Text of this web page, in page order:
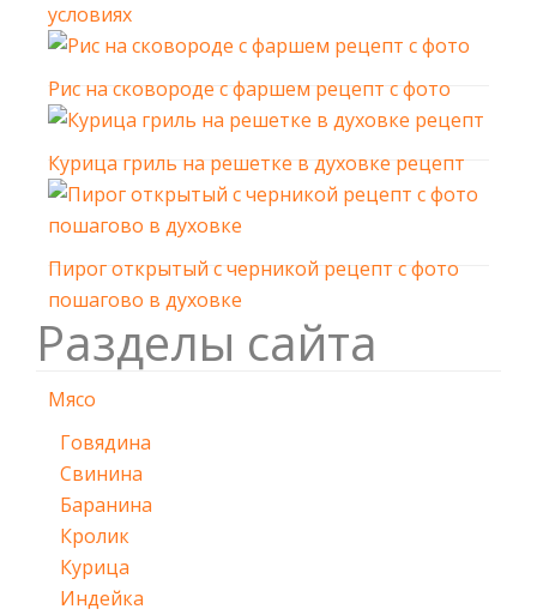
условиях
Рис на сковороде с фаршем рецепт с фото
Курица гриль на решетке в духовке рецепт
Пирог открытый с черникой рецепт с фото
пошагово в духовке
Разделы сайта
Мясо
Говядина
Свинина
Баранина
Кролик
Курица
Индейка